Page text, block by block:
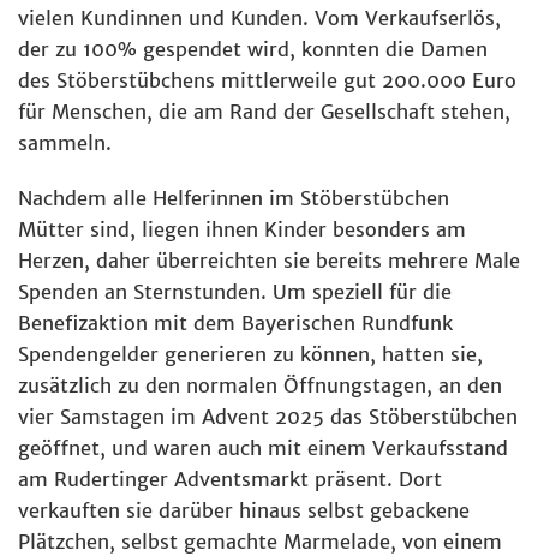
vielen Kundinnen und Kunden. Vom Verkaufserlös,
der zu 100% gespendet wird, konnten die Damen
des Stöberstübchens mittlerweile gut 200.000 Euro
für Menschen, die am Rand der Gesellschaft stehen,
sammeln.
Nachdem alle Helferinnen im Stöberstübchen
Mütter sind, liegen ihnen Kinder besonders am
Herzen, daher überreichten sie bereits mehrere Male
Spenden an Sternstunden. Um speziell für die
Benefizaktion mit dem Bayerischen Rundfunk
Spendengelder generieren zu können, hatten sie,
zusätzlich zu den normalen Öffnungstagen, an den
vier Samstagen im Advent 2025 das Stöberstübchen
geöffnet, und waren auch mit einem Verkaufsstand
am Rudertinger Adventsmarkt präsent. Dort
verkauften sie darüber hinaus selbst gebackene
Plätzchen, selbst gemachte Marmelade, von einem